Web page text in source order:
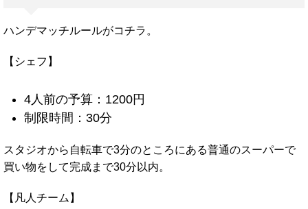
ハンデマッチルールがコチラ。
【シェフ】
4人前の予算：1200円
制限時間：30分
スタジオから自転車で3分のところにある普通のスーパーで
買い物をして完成まで30分以内。
【凡人チーム】